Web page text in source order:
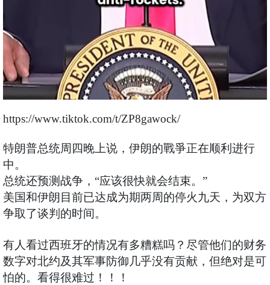
https://www.tiktok.com/t/ZP8gawock/
特朗普总统周四晚上说，伊朗的戰爭正在顺利进行
中。
总统还预测战争，“应该很快就会结束。”
美国和伊朗目前已达成为期两周的停火九天，为双方
争取了谈判的时间。
有人看过西班牙的情况有多糟糕吗？尽管他们的财务
数字对北约及其军事防御几乎没有贡献，但绝对是可
怕的。看得很难过！！！